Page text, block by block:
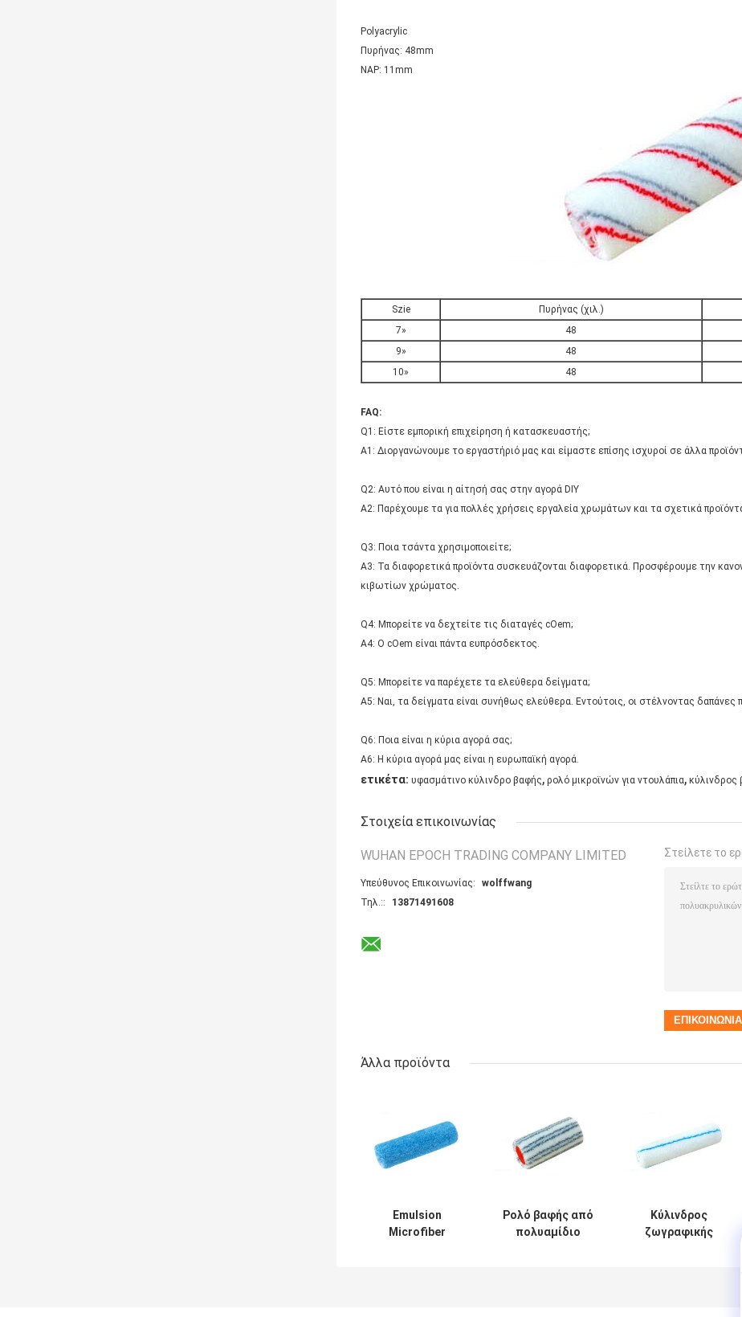
Polyacrylic
Πυρήνας: 48mm
NAP: 11mm
Szie Πυρήνας (χιλ.)
7»
48
9»
48
10»
48
FAQ:
Q1: Είστε εμπορική επιχείρηση ή κατασκευαστής;
Α1: Διοργανώνουμε το εργαστήριό μας και είμαστε επίσης ισχυροί σε άλλα
Q2: Αυτό που είναι η αίτησή σας στην αγορά DIY
A2: Παρέχουμε τα για πολλές χρήσεις εργαλεία χρωμάτων και τα σχετικά
Q3: Ποια τσάντα χρησιμοποιείτε;
A3: Τα διαφορετικά προϊόντα συσκευάζονται διαφορετικά. Προσφέρουμε την
κιβωτίων χρώματος.
Q4: Μπορείτε να δεχτείτε τις διαταγές cOem;
A4: Ο cOem είναι πάντα ευπρόσδεκτος.
Q5: Μπορείτε να παρέχετε τα ελεύθερα δείγματα;
A5: Ναι, τα δείγματα είναι συνήθως ελεύθερα. Εντούτοις, οι στέλνοντας
Q6: Ποια είναι η κύρια αγορά σας;
A6: Η κύρια αγορά μας είναι η ευρωπαϊκή αγορά.
ετικέτα: υφασμάτινο κύλινδρο βαφής, ρολό μικροϊνών για ντουλάπια,
Στοιχεία επικοινωνίας
WUHAN EPOCH TRADING COMPANY LIMITED
Υπεύθυνος Επικοινωνίας:
wolffwang
Τηλ.::
13871491608
Στείλετε το
Άλλα προϊόντα
Emulsion
Microfiber
Ρολό βαφής από
πολυαμίδιο
Κύλινδρος
ζωγραφικής